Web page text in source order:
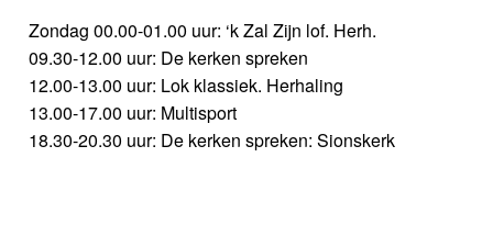
Zondag 00.00-01.00 uur: ‘k Zal Zijn lof. Herh.
09.30-12.00 uur: De kerken spreken
12.00-13.00 uur: Lok klassiek. Herhaling
13.00-17.00 uur: Multisport
18.30-20.30 uur: De kerken spreken: Sionskerk